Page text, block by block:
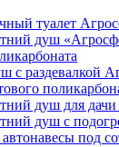
туалет
душ
с раздевалкой
душ для дачи
душ с
под